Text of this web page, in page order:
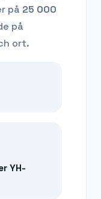
på 25 000
på
ort.
YH-